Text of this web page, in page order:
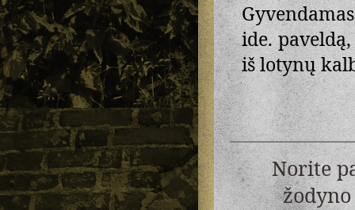
ide.
iš lotynų
Norite